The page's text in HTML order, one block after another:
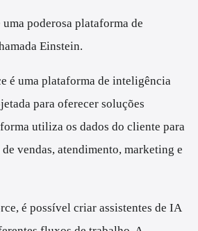
poderosa plataforma de
Einstein.
é uma plataforma de inteligência
para oferecer soluções
utiliza os dados do cliente para
vendas, atendimento, marketing e
é possível criar assistentes de IA